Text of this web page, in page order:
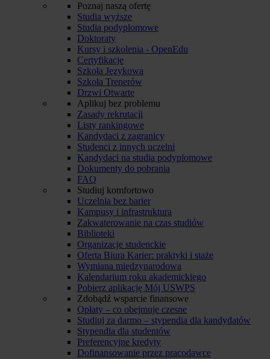
Poznaj naszą ofertę
Studia wyższe
Studia podyplomowe
Doktoraty
Kursy i szkolenia - OpenEdu
Certyfikacje
Szkoła Językowa
Szkoła Trenerów
Drzwi Otwarte
Aplikuj bez problemu
Zasady rekrutacji
Listy rankingowe
Kandydaci z zagranicy
Studenci z innych uczelni
Kandydaci na studia podyplomowe
Dokumenty do pobrania
FAQ
Studiuj komfortowo
Uczelnia bez barier
Kampusy i infrastruktura
Zakwaterowanie na czas studiów
Biblioteki
Organizacje studenckie
Oferta Biura Karier: praktyki i staże
Wymiana międzynarodowa
Kalendarium roku akademickiego
Pobierz aplikację Mój USWPS
Zdobądź wsparcie finansowe
Opłaty – co obejmuje czesne
Studiuj za darmo – stypendia dla kandydatów
Stypendia dla studentów
Preferencyjne kredyty
Dofinansowanie przez pracodawcę